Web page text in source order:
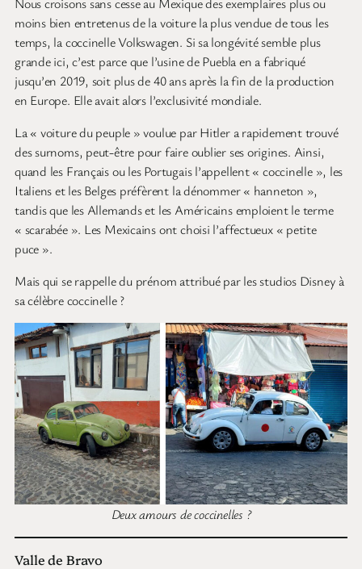
moins bien entretenus de la voiture la plus vendue de tous les
temps, la coccinelle Volkswagen. Si sa longévité semble plus
grande ici, c’est parce que l’usine de Puebla en a fabriqué
jusqu’en 2019, soit plus de 40 ans après la fin de la production
en Europe. Elle avait alors l’exclusivité mondiale.
La « voiture du peuple » voulue par Hitler a rapidement trouvé
des surnoms, peut-être pour faire oublier ses origines. Ainsi,
quand les Français ou les Portugais l’appellent « coccinelle », les
Italiens et les Belges préfèrent la dénommer « hanneton »,
tandis que les Allemands et les Américains emploient le terme
« scarabée ». Les Mexicains ont choisi l’affectueux « petite
puce ».
Mais qui se rappelle du prénom attribué par les studios Disney à
sa célèbre coccinelle ?
Deux amours de coccinelles ?
Valle de Bravo